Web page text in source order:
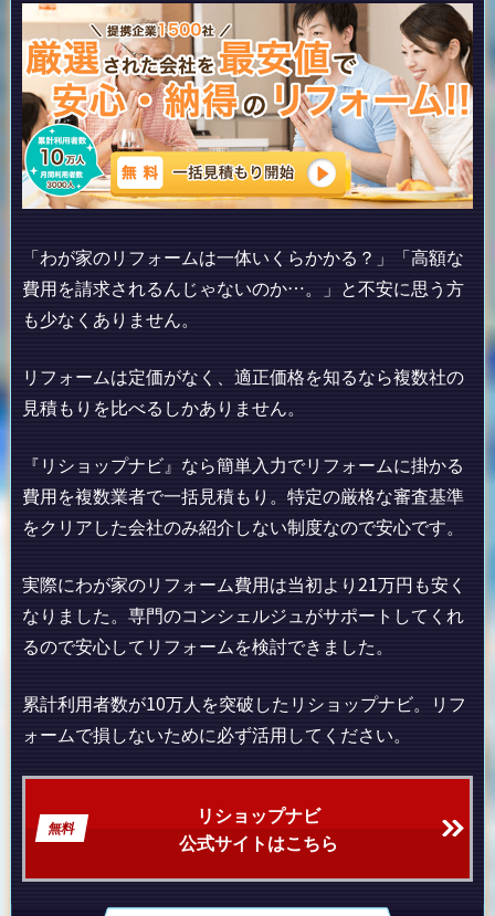
「わが家のリフォームは一体いくらかかる？」「高額な
費用を請求されるんじゃないのか…。」と不安に思う方
も少なくありません。
リフォームは定価がなく、適正価格を知るなら複数社の
見積もりを比べるしかありません。
『リショップナビ』なら簡単入力でリフォームに掛かる
費用を複数業者で一括見積もり。特定の厳格な審査基準
をクリアした会社のみ紹介しない制度なので安心です。
実際にわが家のリフォーム費用は当初より21万円も安く
なりました。専門のコンシェルジュがサポートしてくれ
るので安心してリフォームを検討できました。
累計利用者数が10万人を突破したリショップナビ。リフ
ォームで損しないために必ず活用してください。
無料
リショップナビ
公式サイトはこちら